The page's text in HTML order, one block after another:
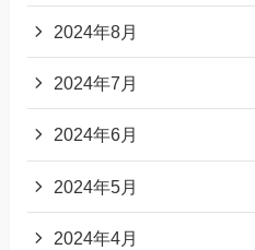
2024年8月
2024年7月
2024年6月
2024年5月
2024年4月